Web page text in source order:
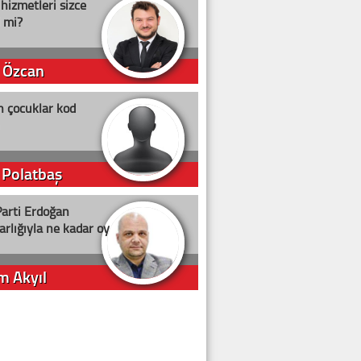
hizmetleri sizce
çocuklar kod
Erdoğan
ne kadar oy
Akyıl